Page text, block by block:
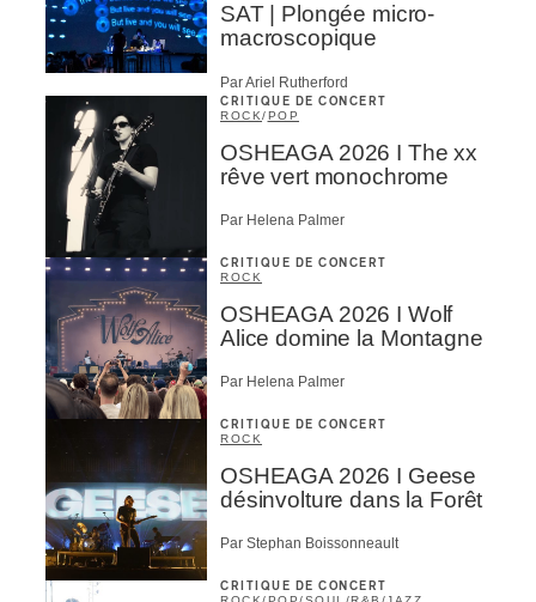
SAT | Plongée micro-
macroscopique
Par Ariel Rutherford
CRITIQUE DE CONCERT
ROCK/POP
OSHEAGA 2026 I The xx
rêve vert monochrome
Par Helena Palmer
CRITIQUE DE CONCERT
ROCK
OSHEAGA 2026 I Wolf
Alice domine la Montagne
Par Helena Palmer
CRITIQUE DE CONCERT
ROCK
OSHEAGA 2026 I Geese
désinvolture dans la Forêt
Par Stephan Boissonneault
CRITIQUE DE CONCERT